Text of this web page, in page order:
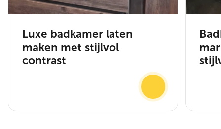
Luxe badkamer laten
maken met stijlvol
contrast